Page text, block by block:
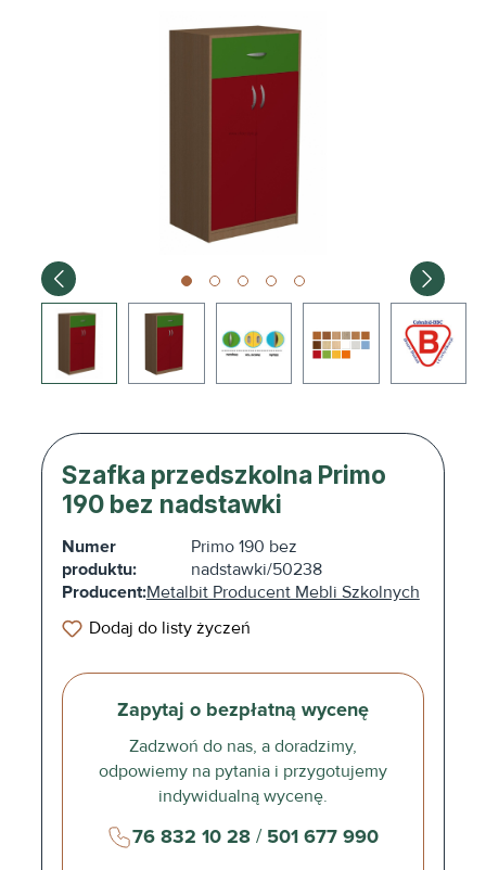
Pomiń galerię zdjęć
Szafka przedszkolna Primo
190 bez nadstawki
Numer
produktu:
Primo 190 bez
nadstawki/50238
Producent:Metalbit Producent Mebli Szkolnych
Dodaj do listy życzeń
Zapytaj o bezpłatną wycenę
Zadzwoń do nas, a doradzimy,
odpowiemy na pytania i przygotujemy
indywidualną wycenę.
76 832 10 28/ 501 677 990